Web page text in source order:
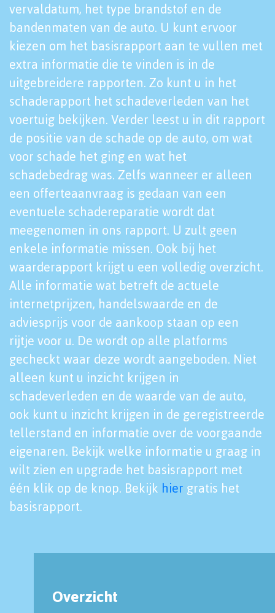
vervaldatum, het type brandstof en de
bandenmaten van de auto. U kunt ervoor
kiezen om het basisrapport aan te vullen met
extra informatie die te vinden is in de
uitgebreidere rapporten. Zo kunt u in het
schaderapport het schadeverleden van het
voertuig bekijken. Verder leest u in dit rapport
de positie van de schade op de auto, om wat
voor schade het ging en wat het
schadebedrag was. Zelfs wanneer er alleen
een offerteaanvraag is gedaan van een
eventuele schadereparatie wordt dat
meegenomen in ons rapport. U zult geen
enkele informatie missen. Ook bij het
waarderapport krijgt u een volledig overzicht.
Alle informatie wat betreft de actuele
internetprijzen, handelswaarde en de
adviesprijs voor de aankoop staan op een
rijtje voor u. De wordt op alle platforms
gecheckt waar deze wordt aangeboden. Niet
alleen kunt u inzicht krijgen in
schadeverleden en de waarde van de auto,
ook kunt u inzicht krijgen in de geregistreerde
tellerstand en informatie over de voorgaande
eigenaren. Bekijk welke informatie u graag in
wilt zien en upgrade het basisrapport met
één klik op de knop. Bekijk hier gratis het
basisrapport.
Overzicht